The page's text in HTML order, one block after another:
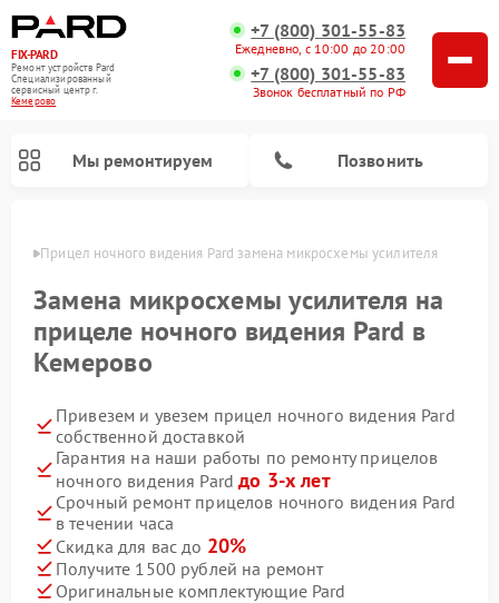
FIX-PARD
Ремонт устройств Pard
Специализированный
cервисный центр г.
Кемерово
+7 (800) 301-55-83
Ежедневно, с 10:00 до 20:00
+7 (800) 301-55-83
Звонок бесплатный по РФ
Мы ремонтируем Позвонить
Прицел ночного видения Pard замена микросхемы усилителя
Замена микросхемы усилителя на
прицеле ночного видения Pard в
Кемерово
Привезем и увезем прицел ночного видения Pard
собственной доставкой
Гарантия на наши работы по ремонту прицелов
ночного видения Pardдо 3-х лет
Срочный ремонт прицелов ночного видения Pard
в течении часа
Скидка для вас до 20%
Получите 1500 рублей на ремонт
Оригинальные комплектующие Pard